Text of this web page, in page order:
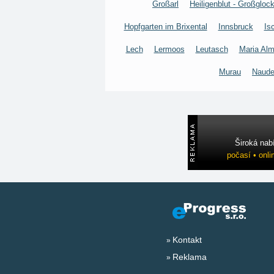
Großarl Heiligenblut -
Hopfgarten im Brixental Innsbruck
Lech Lermoos Leutasch Maria Alm
Murau
Široká
počasí •
Kontakt
Reklama